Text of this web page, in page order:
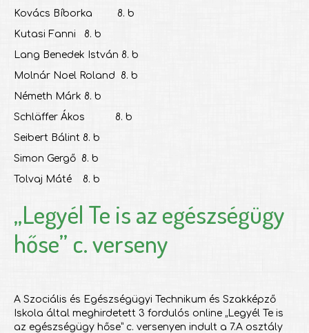
Kovács Bíborka 8. b
Kutasi Fanni 8. b
Lang Benedek István 8. b
Molnár Noel Roland 8. b
Németh Márk 8. b
Schläffer Ákos 8. b
Seibert Bálint 8. b
Simon Gergő 8. b
Tolvaj Máté 8. b
„Legyél Te is az egészségügy
hőse” c. verseny
A Szociális és Egészségügyi Technikum és Szakképző
Iskola által meghirdetett 3 fordulós online „Legyél Te is
az egészségügy hőse” c. versenyen indult a 7.A osztály